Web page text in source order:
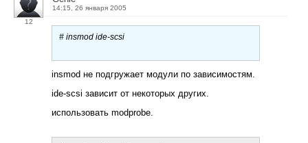
12
14:15, 26 января 2005
# insmod ide-scsi
insmod не подгружает модули по зависимостям.
ide-scsi зависит от некоторых других.
использовать modprobe.